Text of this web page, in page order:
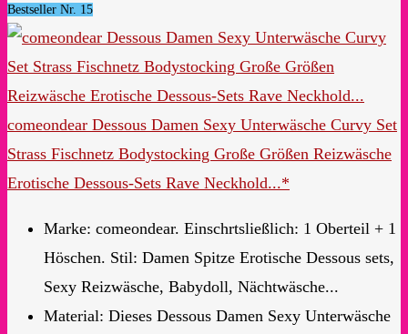
Bestseller Nr. 15
comeondear Dessous Damen Sexy Unterwäsche Curvy Set
Strass Fischnetz Bodystocking Große Größen Reizwäsche
Erotische Dessous-Sets Rave Neckhold...*
Marke: comeondear. Einschrtsließlich: 1 Oberteil + 1
Höschen. Stil: Damen Spitze Erotische Dessous sets,
Sexy Reizwäsche, Babydoll, Nächtwäsche...
Material: Dieses Dessous Damen Sexy Unterwäsche